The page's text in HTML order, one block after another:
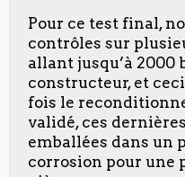
Pour ce test final,
contrôles sur
allant jusqu’à 2000
constructeur, et
fois le
validé, ces
emballées dans un
corrosion pour une